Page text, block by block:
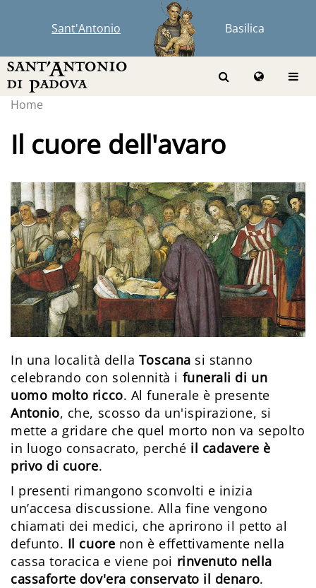
Sant'Antonio Basilica
Home
Il cuore dell'avaro
In una località della Toscana si stanno
celebrando con solennità i funerali di un
uomo molto ricco. Al funerale è presente
Antonio, che, scosso da un'ispirazione, si
mette a gridare che quel morto non va sepolto
in luogo consacrato, perché il cadavere è
privo di cuore.
I presenti rimangono sconvolti e inizia
un’accesa discussione. Alla fine vengono
chiamati dei medici, che aprirono il petto al
defunto. Il cuore non è effettivamente nella
cassa toracica e viene poi rinvenuto nella
cassaforte dov'era conservato il denaro.